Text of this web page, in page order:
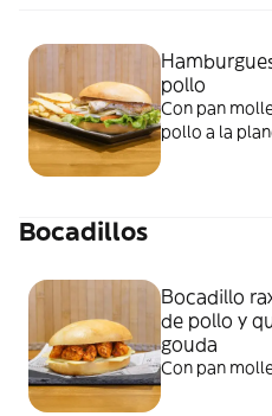
pollo
Con pan
pollo a la
añadirlas
Bocadillos
Bocadillo
de pollo y
gouda
Con pan